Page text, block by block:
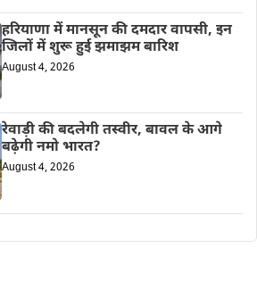
हरियाणा में मानसून की दमदार वापसी, इन
जिलों में शुरू हुई झमाझम बारिश
August 4, 2026
रेवाड़ी की बदलेगी तस्वीर, बावल के आगे
बढ़ेगी नमो भारत?
August 4, 2026